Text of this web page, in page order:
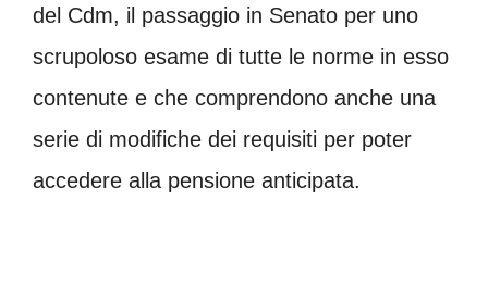
del Cdm, il passaggio in Senato per uno
scrupoloso esame di tutte le norme in esso
contenute e che comprendono anche una
serie di modifiche dei requisiti per poter
accedere alla pensione anticipata.